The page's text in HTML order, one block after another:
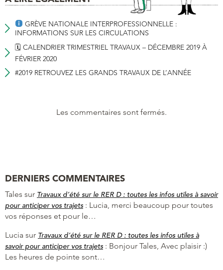
GRÈVE NATIONALE INTERPROFESSIONNELLE :
INFORMATIONS SUR LES CIRCULATIONS
🗓 CALENDRIER TRIMESTRIEL TRAVAUX – DÉCEMBRE 2019 À
FÉVRIER 2020
#2019 RETROUVEZ LES GRANDS TRAVAUX DE L’ANNÉE
Les commentaires sont fermés.
DERNIERS COMMENTAIRES
Tales sur Travaux d’été sur le RER D : toutes les infos utiles à savoir
pour anticiper vos trajets : Lucia, merci beaucoup pour toutes
vos réponses et pour le…
Lucia sur Travaux d’été sur le RER D : toutes les infos utiles à
savoir pour anticiper vos trajets : Bonjour Tales, Avec plaisir :)
Les heures de pointe sont…